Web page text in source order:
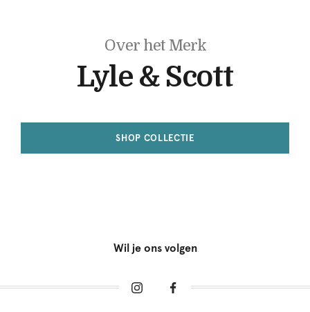
Over het Merk
Lyle & Scott
SHOP COLLECTIE
Wil je ons volgen